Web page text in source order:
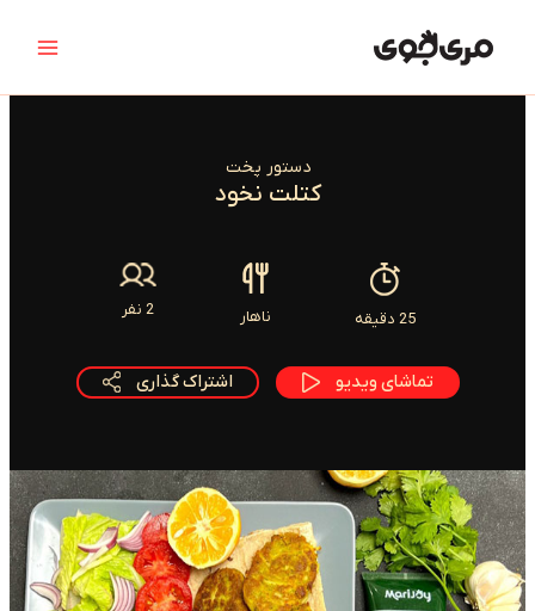
Menu
دستور پخت
کتلت نخود
25 دقیقه ناهار 2 نفر
تماشای ویدیو اشتراک گذاری